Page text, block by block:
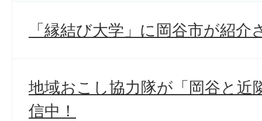
「縁結び大学」に岡谷市が紹介
地域おこし協力隊が「岡谷と近
信中！